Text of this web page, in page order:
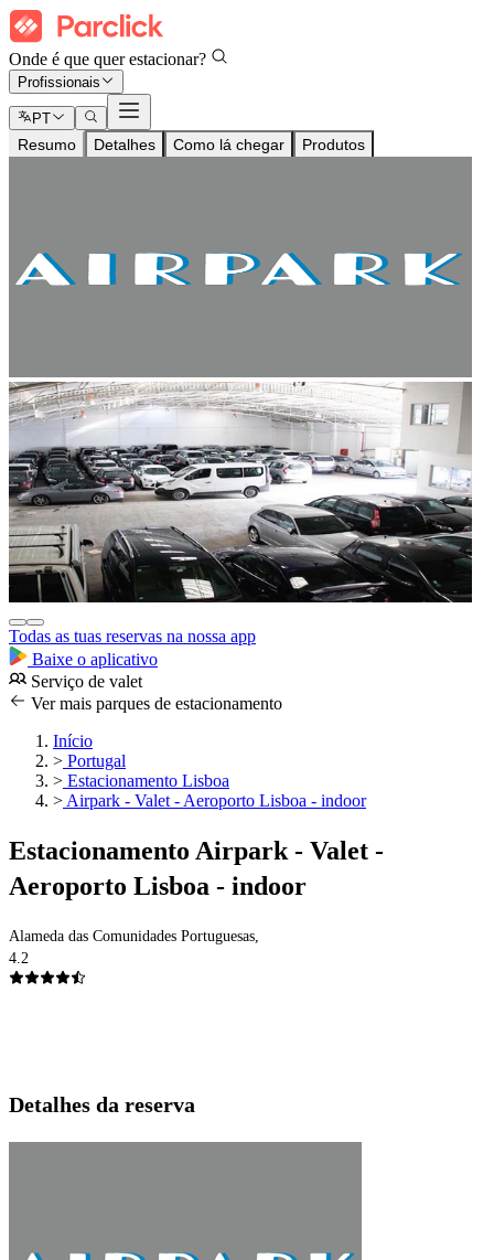
Onde é que quer estacionar?
Profissionais
PT
Resumo Detalhes Como lá chegar Produtos
Todas as tuas reservas na nossa app
Baixe o aplicativo
Serviço de valet
Ver mais parques de estacionamento
Início
> Portugal
> Estacionamento Lisboa
> Airpark - Valet - Aeroporto Lisboa - indoor
Estacionamento Airpark - Valet -
Aeroporto Lisboa - indoor
Alameda das Comunidades Portuguesas,
4.2
Detalhes da reserva